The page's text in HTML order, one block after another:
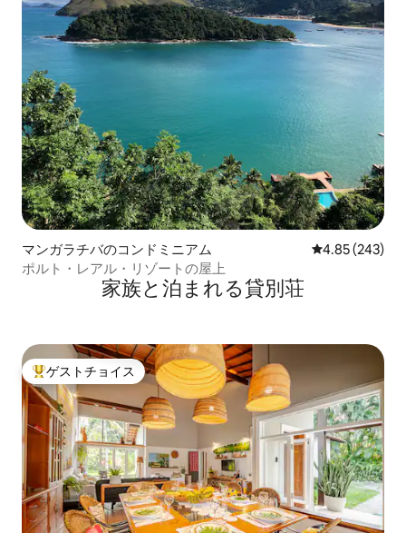
マンガラチバのコンドミニアム レビュー243
4.85 (243)
ポルト・レアル・リゾートの屋上
家族と泊まれる貸別荘
大好評のゲストチョイスです。
ゲストチョイス